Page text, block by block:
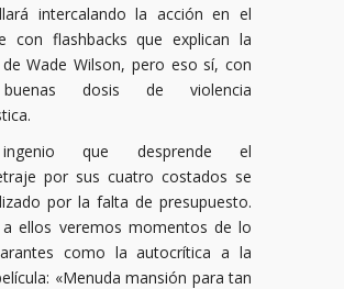
intercalando la acción en el
con flashbacks que explican la
Wade Wilson, pero eso sí, con
dosis de violencia
que desprende el
por sus cuatro costados se
por la falta de presupuesto.
a ellos veremos momentos de lo
como la autocrítica a la
«Menuda mansión para tan